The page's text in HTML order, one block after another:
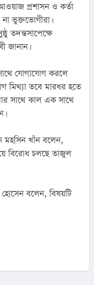
আওয়াজ প্রশাসন ও কর্তা
ভুক্তভোগীরা।
তদন্তসাপেক্ষে
যোগাযোগ করলে
মিথ্যা তবে মারধর হতে
সাথে কাল এক সাথে
মহসিন খাঁন বলেন,
বিরোধ চলছে তাজুল
বলেন, বিষয়টি